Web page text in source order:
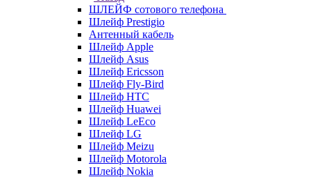
ШЛЕЙФ сотового телефона
Шлейф Prestigio
Антенный кабель
Шлейф Apple
Шлейф Asus
Шлейф Ericsson
Шлейф Fly-Bird
Шлейф HTC
Шлейф Huawei
Шлейф LeEco
Шлейф LG
Шлейф Meizu
Шлейф Motorola
Шлейф Nokia